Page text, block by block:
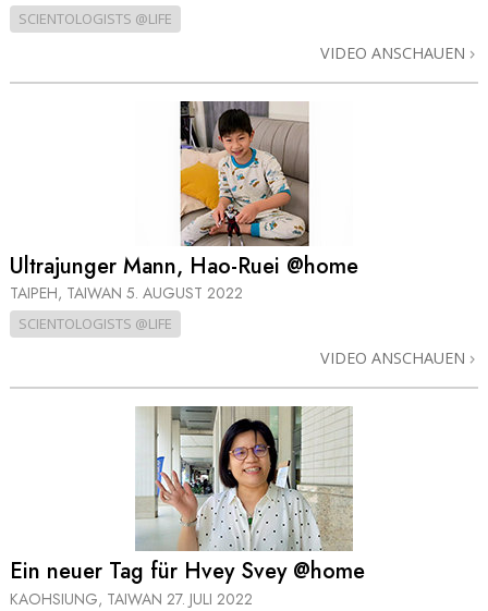
SCIENTOLOGISTS @LIFE
VIDEO ANSCHAUEN
Ultrajunger Mann, Hao-Ruei @home
TAIPEH, TAIWAN 5. AUGUST 2022
SCIENTOLOGISTS @LIFE
VIDEO ANSCHAUEN
Ein neuer Tag für Hvey Svey @home
KAOHSIUNG, TAIWAN 27. JULI 2022